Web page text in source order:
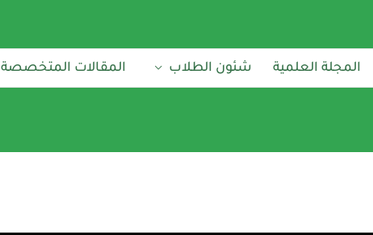
المجلة العلمية شئون الطلاب المقالات المتخصصة